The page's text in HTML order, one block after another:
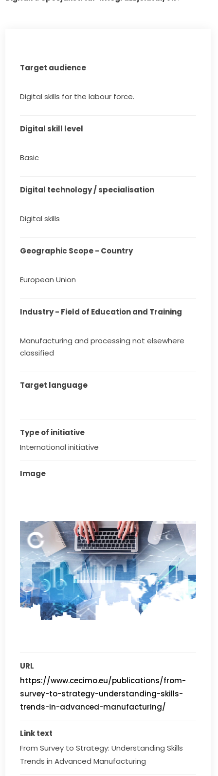
Target audience
Digital skills for the labour force.
Digital skill level
Basic
Digital technology / specialisation
Digital skills
Geographic Scope - Country
European Union
Industry - Field of Education and Training
Manufacturing and processing not elsewhere
classified
Target language
Type of initiative
International initiative
Image
URL
https://www.cecimo.eu/publications/from-
survey-to-strategy-understanding-skills-
trends-in-advanced-manufacturing/
Link text
From Survey to Strategy: Understanding Skills
Trends in Advanced Manufacturing